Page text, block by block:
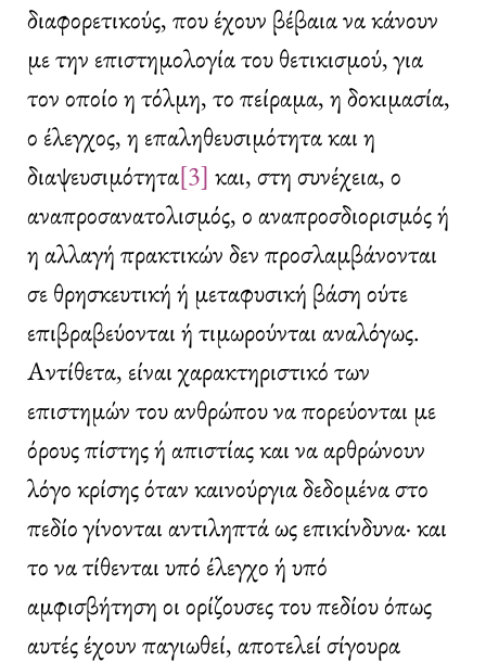
διαφορετικούς, που έχουν βέβαια να κάνουν
με την επιστημολογία του θετικισμού, για
τον οποίο η τόλμη, το πείραμα, η δοκιμασία,
ο έλεγχος, η επαληθευσιμότητα και η
διαψευσιμότητα[3] και, στη συνέχεια, ο
αναπροσανατολισμός, ο αναπροσδιορισμός ή
η αλλαγή πρακτικών δεν προσλαμβάνονται
σε θρησκευτική ή μεταφυσική βάση ούτε
επιβραβεύονται ή τιμωρούνται αναλόγως.
Αντίθετα, είναι χαρακτηριστικό των
επιστημών του ανθρώπου να πορεύονται με
όρους πίστης ή απιστίας και να αρθρώνουν
λόγο κρίσης όταν καινούργια δεδομένα στο
πεδίο γίνονται αντιληπτά ως επικίνδυνα· και
το να τίθενται υπό έλεγχο ή υπό
αμφισβήτηση οι ορίζουσες του πεδίου όπως
αυτές έχουν παγιωθεί, αποτελεί σίγουρα